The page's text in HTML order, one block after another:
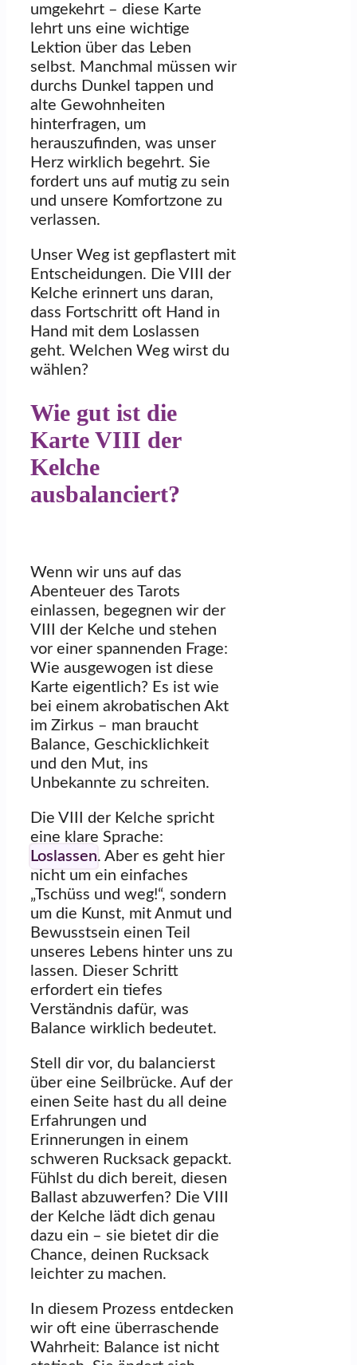
umgekehrt – diese Karte
lehrt uns eine wichtige
Lektion über das Leben
selbst. Manchmal müssen wir
durchs Dunkel tappen und
alte Gewohnheiten
hinterfragen, um
herauszufinden, was unser
Herz wirklich begehrt. Sie
fordert uns auf mutig zu sein
und unsere Komfortzone zu
verlassen.
Unser Weg ist gepflastert mit
Entscheidungen. Die VIII der
Kelche erinnert uns daran,
dass Fortschritt oft Hand in
Hand mit dem Loslassen
geht. Welchen Weg wirst du
wählen?
Wie gut ist die
Karte VIII der
Kelche
ausbalanciert?
Wenn wir uns auf das
Abenteuer des Tarots
einlassen, begegnen wir der
VIII der Kelche und stehen
vor einer spannenden Frage:
Wie ausgewogen ist diese
Karte eigentlich? Es ist wie
bei einem akrobatischen Akt
im Zirkus – man braucht
Balance, Geschicklichkeit
und den Mut, ins
Unbekannte zu schreiten.
Die VIII der Kelche spricht
eine klare Sprache:
Loslassen. Aber es geht hier
nicht um ein einfaches
„Tschüss und weg!“, sondern
um die Kunst, mit Anmut und
Bewusstsein einen Teil
unseres Lebens hinter uns zu
lassen. Dieser Schritt
erfordert ein tiefes
Verständnis dafür, was
Balance wirklich bedeutet.
Stell dir vor, du balancierst
über eine Seilbrücke. Auf der
einen Seite hast du all deine
Erfahrungen und
Erinnerungen in einem
schweren Rucksack gepackt.
Fühlst du dich bereit, diesen
Ballast abzuwerfen? Die VIII
der Kelche lädt dich genau
dazu ein – sie bietet dir die
Chance, deinen Rucksack
leichter zu machen.
In diesem Prozess entdecken
wir oft eine überraschende
Wahrheit: Balance ist nicht